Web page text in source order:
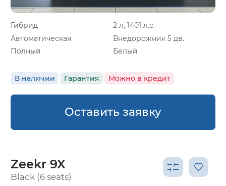
Гибрид
2 л, 1401 л.с.
Автоматическая
Внедорожник 5 дв.
Полный
Белый
В наличии Гарантия Можно в кредит
Оставить заявку
Zeekr 9X
Black (6 seats)